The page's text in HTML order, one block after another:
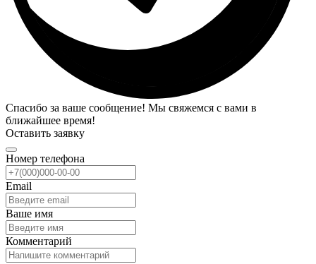
Спасибо за ваше сообщение! Мы свяжемся с вами в
ближайшее время!
Оставить заявку
Номер телефона
Email
Ваше имя
Комментарий